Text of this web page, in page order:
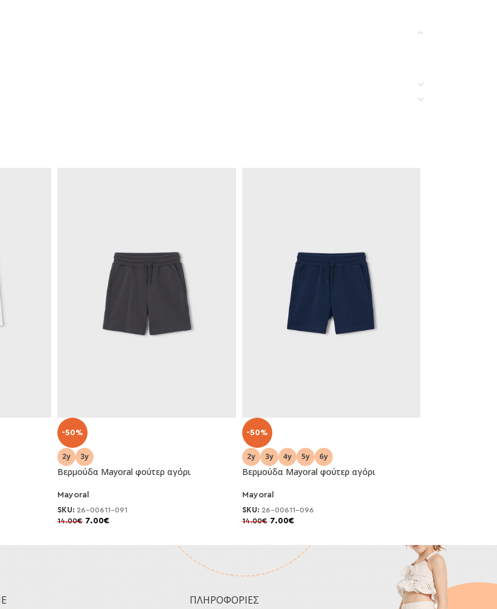
-50%
Βερμούδα Mayoral φούτερ αγόρι
Mayoral
SKU: 26-00611-091
14.00€ 7.00€
-50%
Βερμούδα Mayoral φούτερ αγόρι
Mayoral
SKU: 26-00611-096
14.00€ 7.00€
ΠΛΗΡΟΦΟΡΙΕΣ